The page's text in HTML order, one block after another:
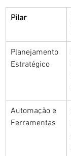
Pilar
Planejamento
Estratégico
Automação e
Ferramentas